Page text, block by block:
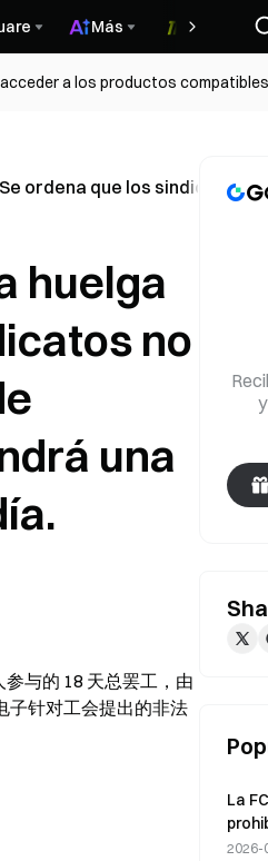
Más
a los productos
ordena que los
huelga
no
una
与的 18 天总罢工，由
子针对工会提出的非法
La
2026-